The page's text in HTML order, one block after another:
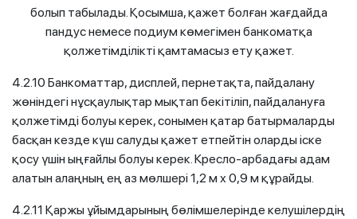
болып табылады. Қосымша, қажет болған жағдайда
пандус немесе подиум көмегімен банкоматқа
қолжетімділікті қамтамасыз ету қажет.
4.2.10 Банкоматтар, дисплей, пернетақта, пайдалану
жөніндегі нұсқаулықтар мықтап бекітіліп, пайдалануға
қолжетімді болуы керек, сонымен қатар батырмаларды
басқан кезде күш салуды қажет етпейтін оларды іске
қосу үшін ыңғайлы болуы керек. Кресло-арбадағы адам
алатын алаңның ең аз мөлшері 1,2 м х 0,9 м құрайды.
4.2.11 Қаржы ұйымдарының бөлімшелерінде келушілердің